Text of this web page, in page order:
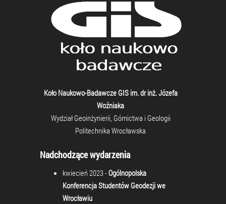
Koło Naukowo-Badawcze GIS im. dr inż. Józefa
Woźniaka
Wydział Geoinżynierii, Górnictwa i Geologii
Politechnika Wrocławska
Nadchodzące wydarzenia
kwiecień 2023 -Ogólnopolska
Konferencja Studentów Geodezji we
Wrocławiu